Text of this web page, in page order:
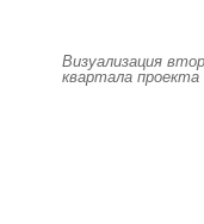
Визуализация
квартала